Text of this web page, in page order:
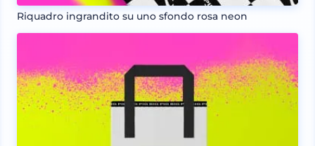
Riquadro ingrandito su uno sfondo rosa neon